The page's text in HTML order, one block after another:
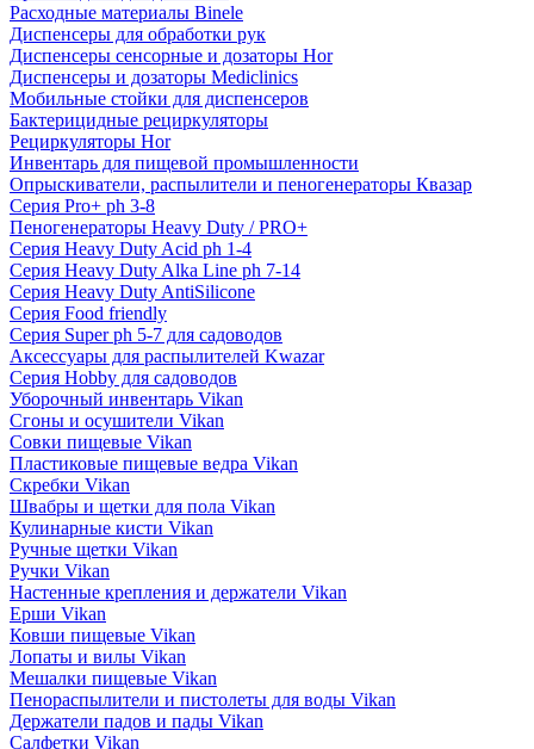
Расходные материалы Binele
Диспенсеры для обработки рук
Диспенсеры сенсорные и дозаторы Hor
Диспенсеры и дозаторы Mediclinics
Мобильные стойки для диспенсеров
Бактерицидные рециркуляторы
Рециркуляторы Hor
Инвентарь для пищевой промышленности
Опрыскиватели, распылители и пеногенераторы Квазар
Серия Pro+ ph 3-8
Пеногенераторы Heavy Duty / PRO+
Серия Heavy Duty Acid ph 1-4
Серия Heavy Duty Alka Line ph 7-14
Серия Heavy Duty AntiSilicone
Серия Food friendly
Серия Super ph 5-7 для садоводов
Аксессуары для распылителей Kwazar
Серия Hobby для садоводов
Уборочный инвентарь Vikan
Сгоны и осушители Vikan
Совки пищевые Vikan
Пластиковые пищевые ведра Vikan
Скребки Vikan
Швабры и щетки для пола Vikan
Кулинарные кисти Vikan
Ручные щетки Vikan
Ручки Vikan
Настенные крепления и держатели Vikan
Ерши Vikan
Ковши пищевые Vikan
Лопаты и вилы Vikan
Мешалки пищевые Vikan
Пенораспылители и пистолеты для воды Vikan
Держатели падов и пады Vikan
Салфетки Vikan